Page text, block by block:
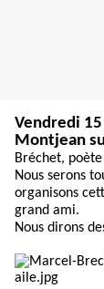
Vendredi
Montjean
Bréchet,
Nous serons
organisons
grand ami.
Nous dirons